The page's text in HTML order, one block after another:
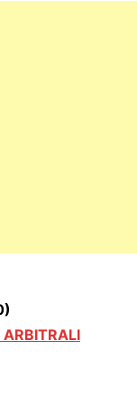
ARBITRALI